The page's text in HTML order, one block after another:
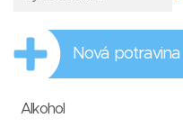
Nová potravina
Alkohol